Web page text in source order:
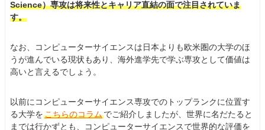
Science）専攻は将来性とキャリア直結の面で注目されていま
す。
なお、コンピューターサイエンスは日本よりも欧米圏の大学のほ
うが進んでいる現状もあり、海外進学先で学ぶ専攻として価値は
高いと言えるでしょう。
以前にコンピューターサイエンス専攻でのトップランクに位置す
る大学を こちらのコラム でご紹介しましたが、世界に名だたると
までは行かずとも、コンピューターサイエンスで世界的な評価を